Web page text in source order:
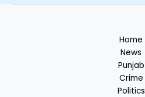
Home
News
Punjab
Crime
Politics